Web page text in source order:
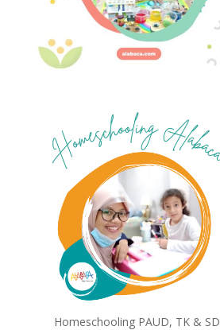
Homeschooling PAUD, TK & SD